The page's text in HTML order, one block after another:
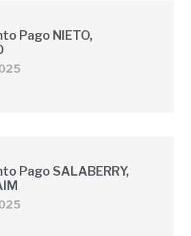
Pago NIETO,
Pago SALABERRY,